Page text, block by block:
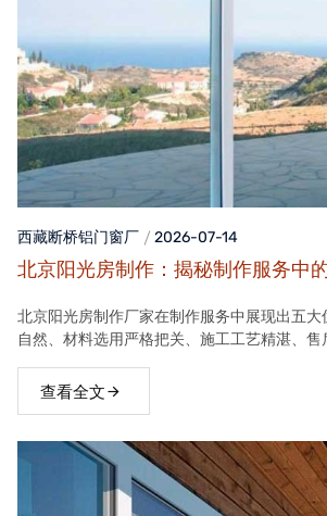
西藏断桥铝门窗厂 2026-07-14
北京阳光房制作：揭秘制作服务中
北京阳光房制作厂家在制作服务中展现出五大
自然、材料选用严格把关、施工工艺精湛、
查看全文